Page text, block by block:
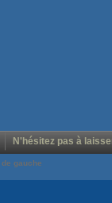
N'hésitez pas à
gauche